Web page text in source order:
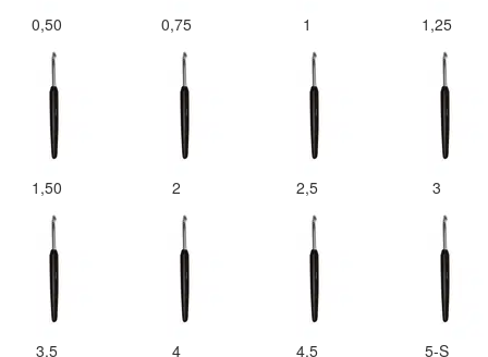
0,50 0,75 1 1,25
1,50 2 2,5 3
3,5 4 4,5 5-S